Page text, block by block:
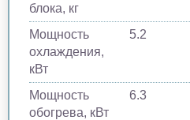
блока, кг
Мощность
охлаждения,
кВт
5.2
Мощность
обогрева, кВт
6.3